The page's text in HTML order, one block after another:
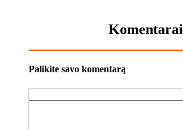
Komentarai
Palikite savo komentarą